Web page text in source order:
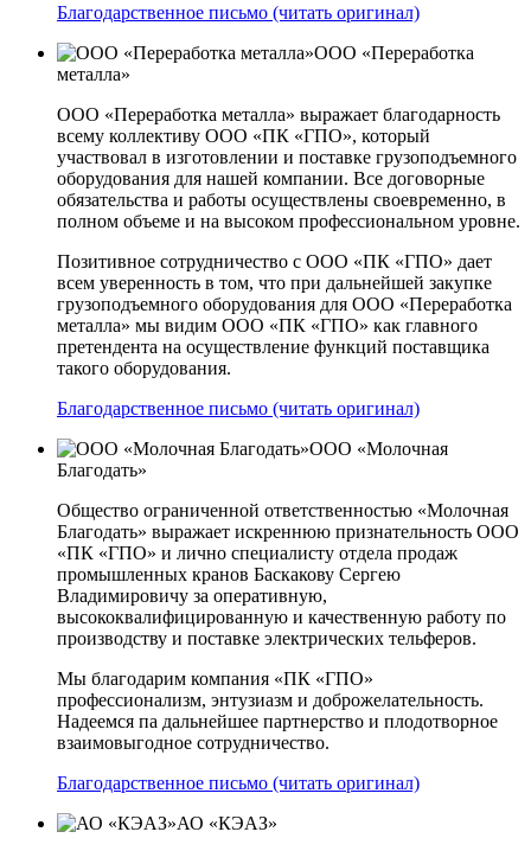
Благодарственное письмо (читать оригинал)
ООО «Переработка
металла»
ООО «Переработка металла» выражает благодарность
всему коллективу ООО «ПК «ГПО», который
участвовал в изготовлении и поставке грузоподъемного
оборудования для нашей компании. Все договорные
обязательства и работы осуществлены своевременно, в
полном объеме и на высоком профессиональном уровне.
Позитивное сотрудничество с ООО «ПК «ГПО» дает
всем уверенность в том, что при дальнейшей закупке
грузоподъемного оборудования для ООО «Переработка
металла» мы видим ООО «ПК «ГПО» как главного
претендента на осуществление функций поставщика
такого оборудования.
Благодарственное письмо (читать оригинал)
ООО «Молочная
Благодать»
Общество ограниченной ответственностью «Молочная
Благодать» выражает искреннюю признательность ООО
«ПК «ГПО» и лично специалисту отдела продаж
промышленных кранов Баскакову Сергею
Владимировичу за оперативную,
высококвалифицированную и качественную работу по
производству и поставке электрических тельферов.
Мы благодарим компания «ПК «ГПО»
профессионализм, энтузиазм и доброжелательность.
Надеемся па дальнейшее партнерство и плодотворное
взаимовыгодное сотрудничество.
Благодарственное письмо (читать оригинал)
АО «КЭАЗ»